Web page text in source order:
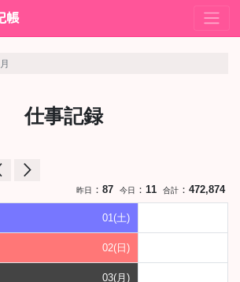
帳
仕事記録
arrow_forward_ios
昨日 ： 87 今日 ： 11 合計 ： 472,874
01(土)
02(日)
03(月)